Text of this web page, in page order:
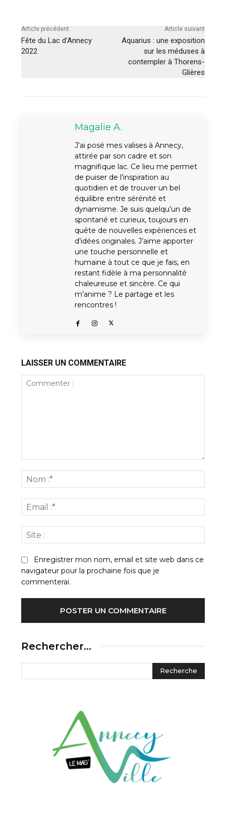
Article précédent
Fête du Lac d’Annecy
2022
Article suivant
Aquarius : une exposition
sur les méduses à
contempler à Thorens-
Glières
Magalie A.
J’ai posé mes valises à Annecy,
attirée par son cadre et son
magnifique lac. Ce lieu me permet
de puiser de l’inspiration au
quotidien et de trouver un bel
équilibre entre sérénité et
dynamisme. Je suis quelqu’un de
spontané et curieux, toujours en
quête de nouvelles expériences et
d’idées originales. J’aime apporter
une touche personnelle et
humaine à tout ce que je fais, en
restant fidèle à ma personnalité
chaleureuse et sincère. Ce qui
m’anime ? Le partage et les
rencontres !
LAISSER UN COMMENTAIRE
:*
:*
:
Enregistrer mon nom, email et site web dans ce
navigateur pour la prochaine fois que je
commenterai.
Rechercher…